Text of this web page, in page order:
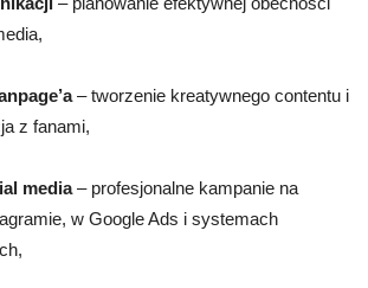
– tworzenie kreatywnego contentu i
z fanami,
media– profesjonalne kampanie na
w Google Ads i systemach